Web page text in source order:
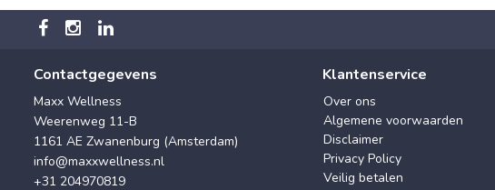
Contactgegevens
Maxx Wellness
Weerenweg 11-B
1161 AE Zwanenburg (Amsterdam)
info@maxxwellness.nl
+31 204970819
Klantenservice
Over ons
Algemene voorwaarden
Disclaimer
Privacy Policy
Veilig betalen